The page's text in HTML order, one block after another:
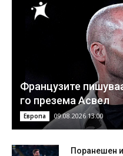
Французите
го презема Асвел
Европа 09.08.2026 13:00
Поранешен